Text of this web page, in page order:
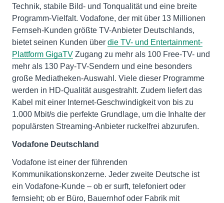
Technik, stabile Bild- und Tonqualität und eine breite
Programm-Vielfalt. Vodafone, der mit über 13 Millionen
Fernseh-Kunden größte TV-Anbieter Deutschlands,
bietet seinen Kunden über die TV- und Entertainment-
Plattform GigaTV Zugang zu mehr als 100 Free-TV- und
mehr als 130 Pay-TV-Sendern und eine besonders
große Mediatheken-Auswahl. Viele dieser Programme
werden in HD-Qualität ausgestrahlt. Zudem liefert das
Kabel mit einer Internet-Geschwindigkeit von bis zu
1.000 Mbit/s die perfekte Grundlage, um die Inhalte der
populärsten Streaming-Anbieter ruckelfrei abzurufen.
Vodafone Deutschland
Vodafone ist einer der führenden
Kommunikationskonzerne. Jeder zweite Deutsche ist
ein Vodafone-Kunde – ob er surft, telefoniert oder
fernsieht; ob er Büro, Bauernhof oder Fabrik mit